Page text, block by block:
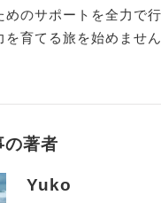
めのサポートを全力で
を育てる旅を始めません
の著者
Yuko